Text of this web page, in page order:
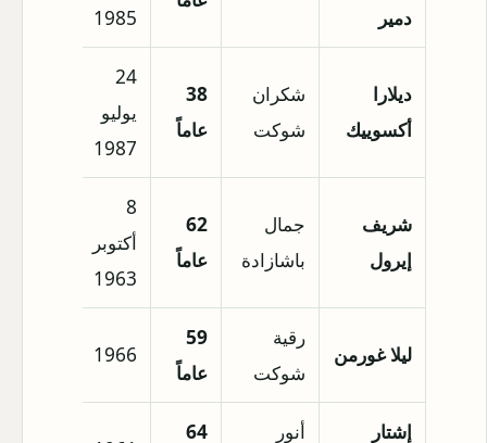
دمير 1985
ديلارا
أكسوييك
شكران
شوكت
38
عاماً
24
يوليو
1987
شريف
إيرول
جمال
باشازادة
62
عاماً
8
أكتوبر
1963
ليلا غورمن
رقية
شوكت
59
عاماً
1966
إشتار
أنور
64